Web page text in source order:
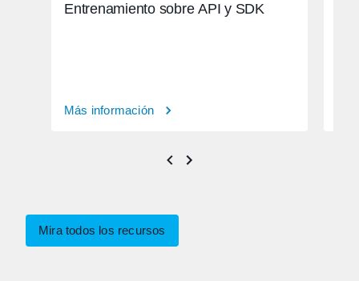
Entrenamiento sobre API y SDK
Más información
Mira todos los recursos